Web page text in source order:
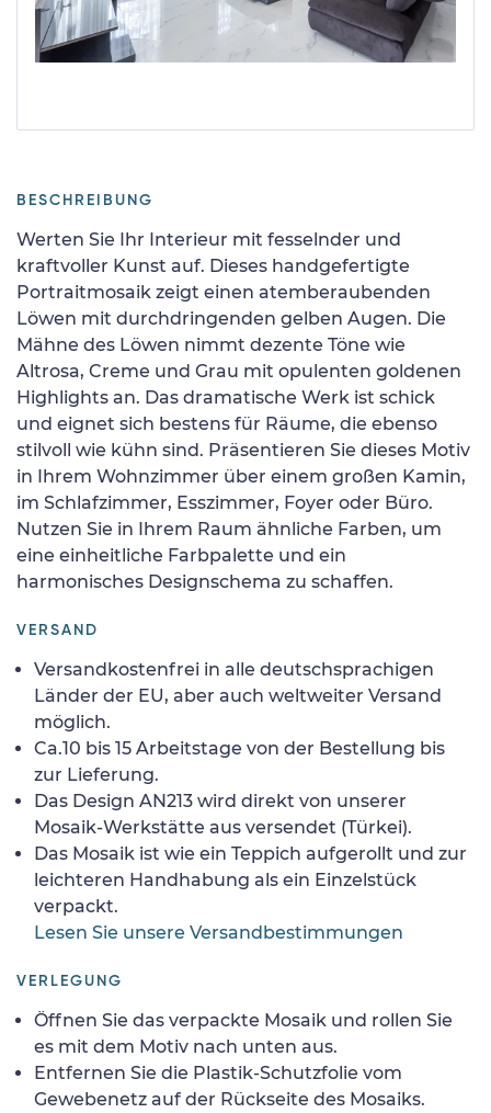
BESCHREIBUNG
Werten Sie Ihr Interieur mit fesselnder und
kraftvoller Kunst auf. Dieses handgefertigte
Portraitmosaik zeigt einen atemberaubenden
Löwen mit durchdringenden gelben Augen. Die
Mähne des Löwen nimmt dezente Töne wie
Altrosa, Creme und Grau mit opulenten goldenen
Highlights an. Das dramatische Werk ist schick
und eignet sich bestens für Räume, die ebenso
stilvoll wie kühn sind. Präsentieren Sie dieses Motiv
in Ihrem Wohnzimmer über einem großen Kamin,
im Schlafzimmer, Esszimmer, Foyer oder Büro.
Nutzen Sie in Ihrem Raum ähnliche Farben, um
eine einheitliche Farbpalette und ein
harmonisches Designschema zu schaffen.
VERSAND
Versandkostenfrei in alle deutschsprachigen
Länder der EU, aber auch weltweiter Versand
möglich.
Ca.10 bis 15 Arbeitstage von der Bestellung bis
zur Lieferung.
Das Design AN213 wird direkt von unserer
Mosaik-Werkstätte aus versendet (Türkei).
Das Mosaik ist wie ein Teppich aufgerollt und zur
leichteren Handhabung als ein Einzelstück
verpackt.
Lesen Sie unsere Versandbestimmungen
VERLEGUNG
Öffnen Sie das verpackte Mosaik und rollen Sie
es mit dem Motiv nach unten aus.
Entfernen Sie die Plastik-Schutzfolie vom
Gewebenetz auf der Rückseite des Mosaiks.